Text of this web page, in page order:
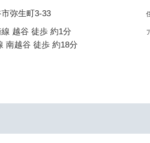
弥生町3-33
越谷 徒歩 約1分
南越谷 徒歩 約18分